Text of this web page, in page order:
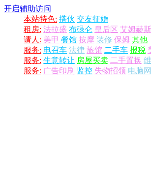
开启辅助访问
本站特色: 搭伙 交友征婚
租房: 法拉盛 布碌仑 皇后区 艾姆赫
请人: 美甲 餐馆 按摩 装修 保姆 其他
服务: 电召车 法律 旅馆 二手车 报税
服务: 生意转让 房屋买卖 二手置换
服务: 广告印刷 监控 失物招领 电脑